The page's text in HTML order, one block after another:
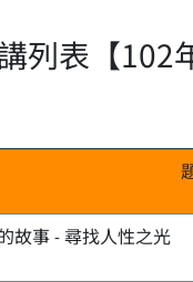
列表【102
故事 -尋找人性之光